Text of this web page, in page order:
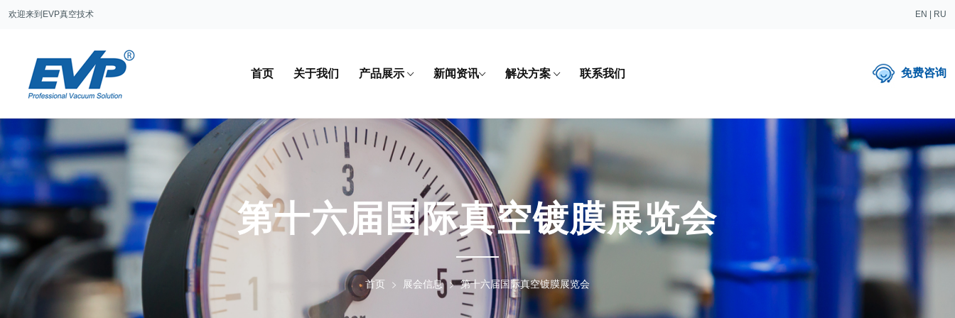
欢迎来到EVP真空技术 EN RU
首页 关于我们 产品展示 新闻资讯 解决方案 联系我们 免费咨询
第十六届国际真空镀膜展览会
首页 展会信息 第十六届国际真空镀膜展览会